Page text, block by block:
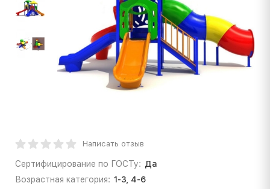
Написать отзыв
Сертифицирование по ГОСТу: Да
Возрастная категория: 1-3, 4-6